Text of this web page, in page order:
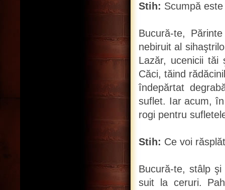
Stih: Scumpă
Bucură-te,
nebiruit al
Lazăr, ucenicii tăi
Căci, tăind
îndepărtat
suflet. Iar acum,
rogi pentru
Stih: Ce voi
Bucură-te, stâlp
suit la ceruri.